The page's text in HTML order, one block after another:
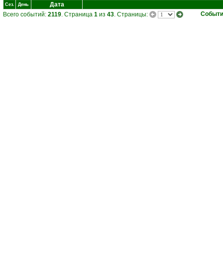
Сез. День
Дата
Всего событий: 2119. Страница 1 из 43. Страницы: